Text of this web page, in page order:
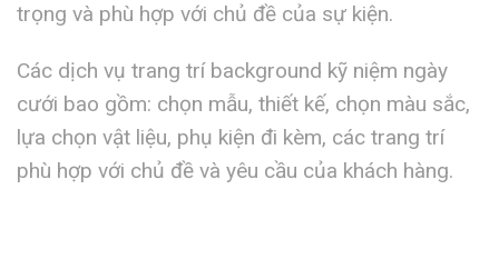
trọng và phù hợp với chủ đề của sự kiện.
Các dịch vụ trang trí background kỹ niệm ngày
cưới bao gồm: chọn mẫu, thiết kế, chọn màu sắc,
lựa chọn vật liệu, phụ kiện đi kèm, các trang trí
phù hợp với chủ đề và yêu cầu của khách hàng.